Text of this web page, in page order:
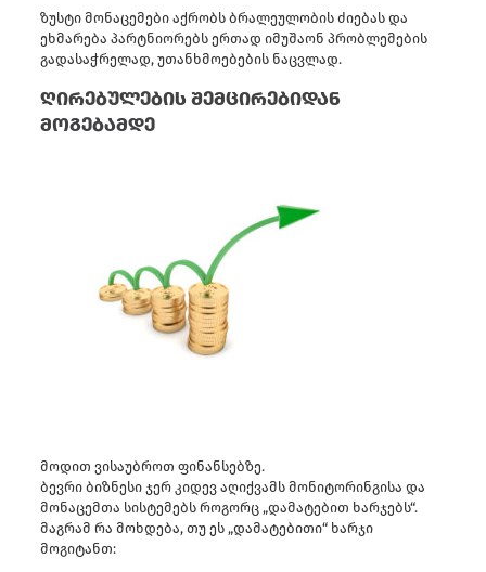
ზუსტი მონაცემები აქრობს ბრალეულობის ძიებას და
ეხმარება პარტნიორებს ერთად იმუშაონ პრობლემების
გადასაჭრელად, უთანხმოებების ნაცვლად.
ღირებულების შემცირებიდან
მოგებამდე
მოდით ვისაუბროთ ფინანსებზე.
ბევრი ბიზნესი ჯერ კიდევ აღიქვამს მონიტორინგისა და
მონაცემთა სისტემებს როგორც „დამატებით ხარჯებს“.
მაგრამ რა მოხდება, თუ ეს „დამატებითი“ ხარჯი
მოგიტანთ: